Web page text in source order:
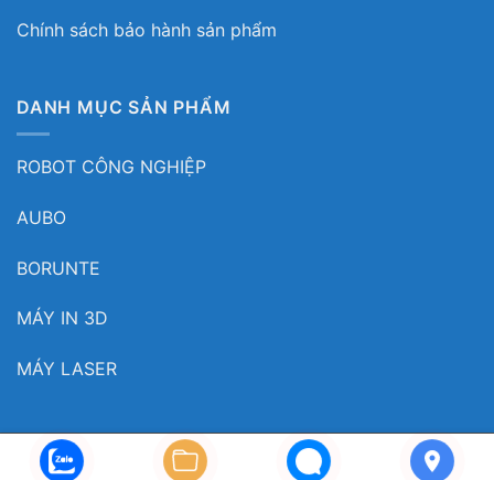
Chính sách bảo hành sản phẩm
DANH MỤC SẢN PHẨM
ROBOT CÔNG NGHIỆP
AUBO
BORUNTE
MÁY IN 3D
MÁY LASER
Copyright 2026© Myrobot.asia